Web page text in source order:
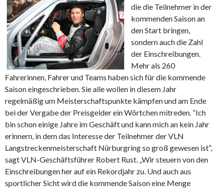
die die Teilnehmer in der
kommenden Saison an
den Start bringen,
sondern auch die Zahl
der Einschreibungen.
Mehr als 260
Fahrerinnen, Fahrer und Teams haben sich für die kommende
Saison eingeschrieben. Sie alle wollen in diesem Jahr
regelmäßig um Meisterschaftspunkte kämpfen und am Ende
bei der Vergabe der Preisgelder ein Wörtchen mitreden. “Ich
bin schon einige Jahre im Geschäft und kann mich an kein Jahr
erinnern, in dem das Interesse der Teilnehmer der VLN
Langstreckenmeisterschaft Nürburgring so groß gewesen ist“,
sagt VLN-Geschäftsführer Robert Rust. „Wir steuern von den
Einschreibungen her auf ein Rekordjahr zu. Und auch aus
sportlicher Sicht wird die kommende Saison eine Menge